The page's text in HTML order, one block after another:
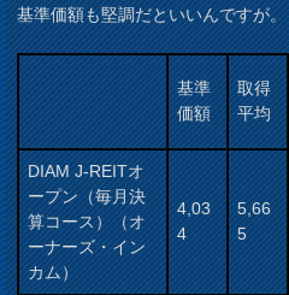
基準価額も堅調だといいんですが。
基準
価額
取得
平均
DIAM J-REITオ
ープン（毎月決
算コース）（オ
ーナーズ・イン
カム）
4,03
4
5,66
5